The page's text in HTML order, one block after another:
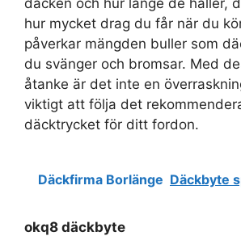
däcken och hur länge de håller,
hur mycket drag du får när du
påverkar mängden buller som
du svänger och bromsar. Med
åtanke är det inte en
viktigt att följa det
däcktrycket för ditt fordon.
Däckfirma Borlänge Däckbyte
okq8 däckbyte